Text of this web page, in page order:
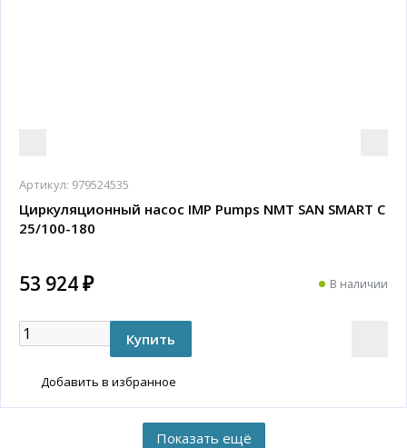
Артикул: 979524535
Циркуляционный насос IMP Pumps NMT SAN SMART C
25/100-180
53 924 ₽ В наличии
Добавить в избранное